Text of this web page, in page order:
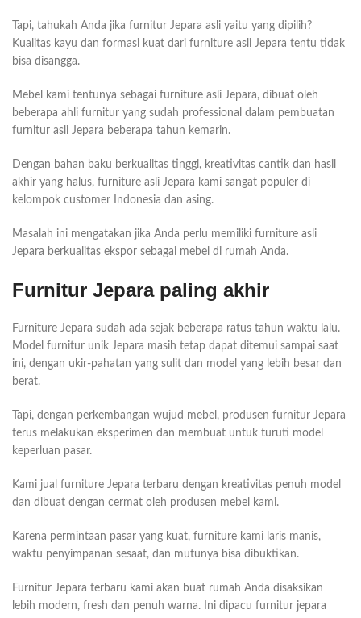
Tapi, tahukah Anda jika furnitur Jepara asli yaitu yang dipilih?
Kualitas kayu dan formasi kuat dari furniture asli Jepara tentu tidak
bisa disangga.
Mebel kami tentunya sebagai furniture asli Jepara, dibuat oleh
beberapa ahli furnitur yang sudah professional dalam pembuatan
furnitur asli Jepara beberapa tahun kemarin.
Dengan bahan baku berkualitas tinggi, kreativitas cantik dan hasil
akhir yang halus, furniture asli Jepara kami sangat populer di
kelompok customer Indonesia dan asing.
Masalah ini mengatakan jika Anda perlu memiliki furniture asli
Jepara berkualitas ekspor sebagai mebel di rumah Anda.
Furnitur Jepara paling akhir
Furniture Jepara sudah ada sejak beberapa ratus tahun waktu lalu.
Model furnitur unik Jepara masih tetap dapat ditemui sampai saat
ini, dengan ukir-pahatan yang sulit dan model yang lebih besar dan
berat.
Tapi, dengan perkembangan wujud mebel, produsen furnitur Jepara
terus melakukan eksperimen dan membuat untuk turuti model
keperluan pasar.
Kami jual furniture Jepara terbaru dengan kreativitas penuh model
dan dibuat dengan cermat oleh produsen mebel kami.
Karena permintaan pasar yang kuat, furniture kami laris manis,
waktu penyimpanan sesaat, dan mutunya bisa dibuktikan.
Furnitur Jepara terbaru kami akan buat rumah Anda disaksikan
lebih modern, fresh dan penuh warna. Ini dipacu furnitur jepara